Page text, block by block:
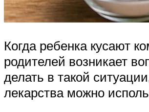
Когда ребенка кусают
родителей возникает
делать в такой
лекарства можно